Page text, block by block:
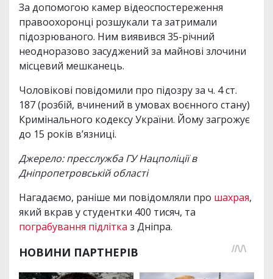
За допомогою камер відеоспостереження
правоохоронці розшукали та затримали
підозрюваного. Ним виявився 35-річний
неодноразово засуджений за майнові злочини
місцевий мешканець.
Чоловікові повідомили про підозру за ч. 4 ст.
187 (розбій, вчинений в умовах воєнного стану)
Кримінального кодексу України. Йому загрожує
до 15 років в’язниці.
Джерело: пресслужба ГУ Нацполіції в
Дніпропетровській області
Нагадаємо, раніше ми повідомляли про шахрая,
який вкрав у студентки 400 тисяч, та
пограбування підлітка з Дніпра.